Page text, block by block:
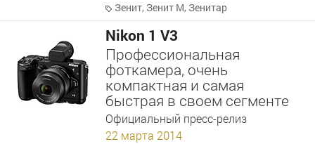
Зенит, Зенит М, Зенитар
Nikon 1 V3
Профессиональная
фоткамера, очень
компактная и самая
быстрая в своем сегменте
Официальный пресс-релиз
22 марта 2014